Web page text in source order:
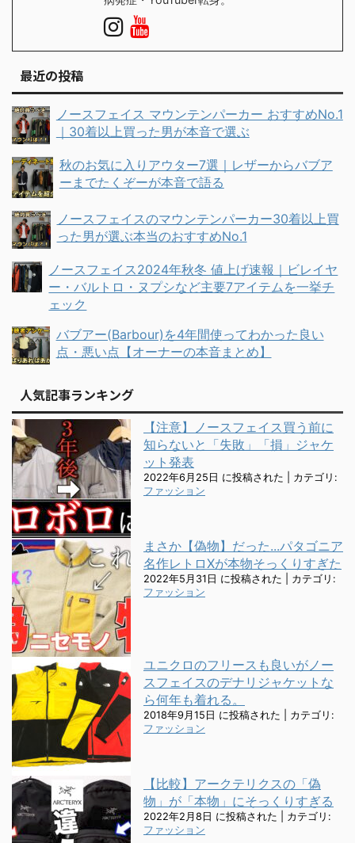
最近の投稿
ノースフェイス マウンテンパーカー おすすめNo.1
｜30着以上買った男が本音で選ぶ
秋のお気に入りアウター7選｜レザーからバブア
ーまでたくぞーが本音で語る
ノースフェイスのマウンテンパーカー30着以上買
った男が選ぶ本当のおすすめNo.1
ノースフェイス2024年秋冬 値上げ速報｜ビレイヤ
ー・バルトロ・ヌプシなど主要7アイテムを一挙チ
ェック
バブアー(Barbour)を4年間使ってわかった良い
点・悪い点【オーナーの本音まとめ】
人気記事ランキング
【注意】ノースフェイス買う前に
知らないと「失敗」「損」ジャケ
ット発表
2022年6月25日 に投稿された
カテゴリ:
ファッション
まさか【偽物】だった...パタゴニア
名作レトロXが本物そっくりすぎた
2022年5月31日 に投稿された
カテゴリ:
ファッション
ユニクロのフリースも良いがノー
スフェイスのデナリジャケットな
ら何年も着れる。
2018年9月15日 に投稿された
カテゴリ:
ファッション
【比較】アークテリクスの「偽
物」が「本物」にそっくりすぎる
2022年2月8日 に投稿された
カテゴリ:
ファッション